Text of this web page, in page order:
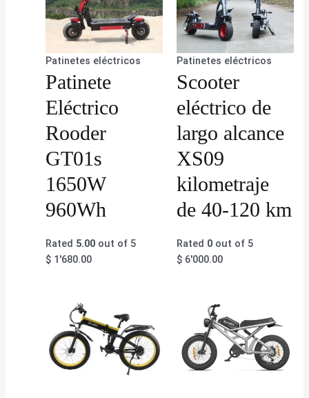
Patinetes eléctricos
Patinete
Eléctrico
Rooder
GT01s
1650W
960Wh
Rated 5.00 out of 5
$ 1'680.00
Patinetes eléctricos
Scooter
eléctrico de
largo alcance
XS09
kilometraje
de 40-120 km
Rated 0out of 5
$6'000.00